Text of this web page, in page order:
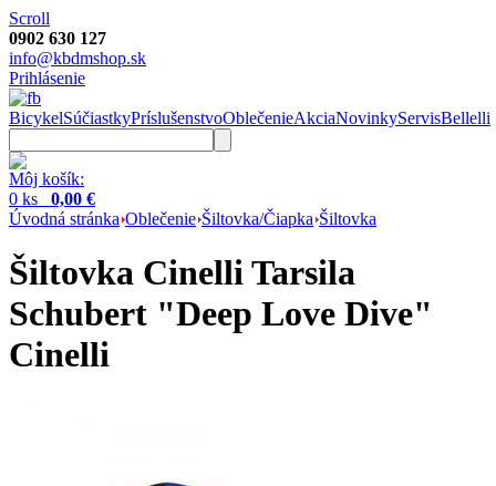
Scroll
0902 630 127
info@kbdmshop.sk
Prihlásenie
BicykelSúčiastkyPríslušenstvoOblečenieAkciaNovinkyServisBellelli
Môj košík:
0 ks 0,00 €
Úvodná stránka Oblečenie Šiltovka/Čiapka Šiltovka
Šiltovka Cinelli Tarsila
Schubert "Deep Love Dive"
Cinelli